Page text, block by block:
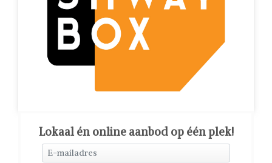
Lokaal én online aanbod op één plek!